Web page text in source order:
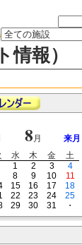
報）
8 月
来月
水 木 金
土
1 2 3
4
8 9 10
11
15 16 17
18
22 23 24
25
29 30 31 ・